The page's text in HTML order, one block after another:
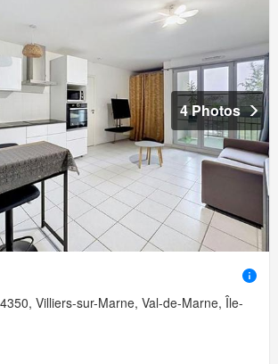
4 Photos
Villiers-sur-Marne, Val-de-Marne, Île-